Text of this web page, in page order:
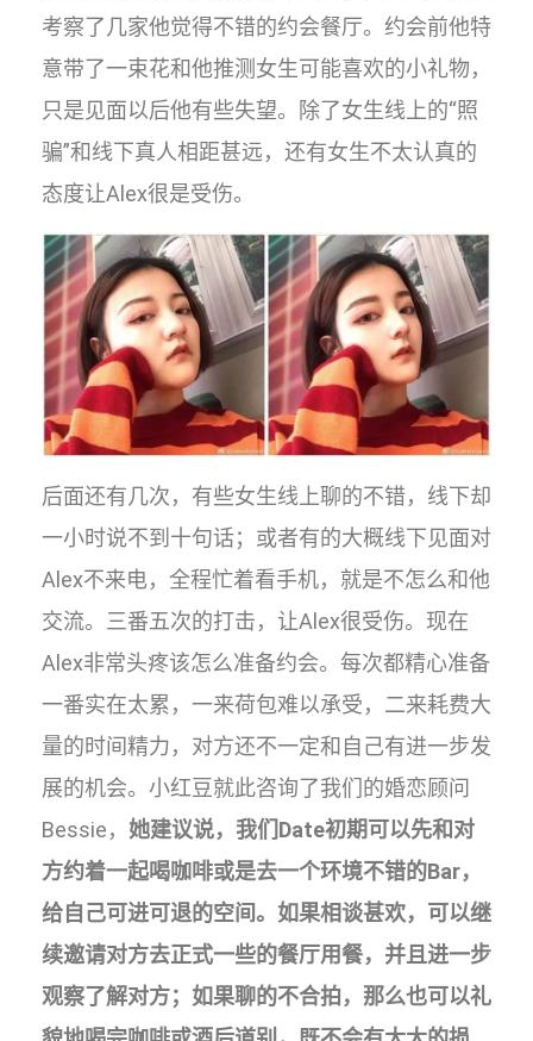
考察了几家他觉得不错的约会餐厅。约会前他特
意带了一束花和他推测女生可能喜欢的小礼物，
只是见面以后他有些失望。除了女生线上的“照
骗”和线下真人相距甚远，还有女生不太认真的
态度让Alex很是受伤。
后面还有几次，有些女生线上聊的不错，线下却
一小时说不到十句话；或者有的大概线下见面对
Alex不来电，全程忙着看手机，就是不怎么和他
交流。三番五次的打击，让Alex很受伤。现在
Alex非常头疼该怎么准备约会。每次都精心准备
一番实在太累，一来荷包难以承受，二来耗费大
量的时间精力，对方还不一定和自己有进一步发
展的机会。小红豆就此咨询了我们的婚恋顾问
Bessie， 她建议说，我们Date初期可以先和对
方约着一起喝咖啡或是去一个环境不错的Bar，
给自己可进可退的空间。如果相谈甚欢，可以继
续邀请对方去正式一些的餐厅用餐，并且进一步
观察了解对方；如果聊的不合拍，那么也可以礼